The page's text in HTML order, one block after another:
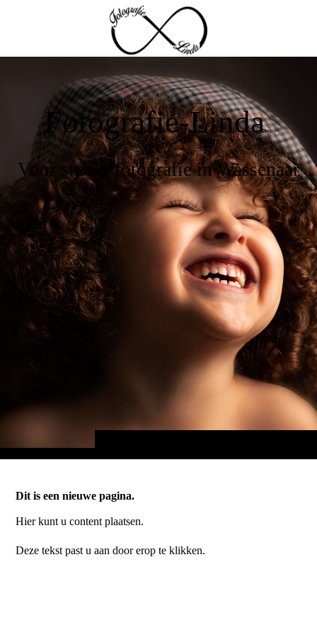
Fotografie-Linda
Voor studio fotografie in Wassenaar
Dit is een nieuwe pagina.
Hier kunt u content plaatsen.
Deze tekst past u aan door erop te klikken.